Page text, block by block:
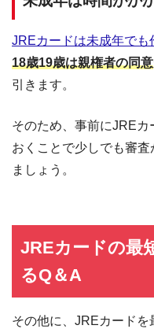
JREカードは未成年でも
18歳19歳は親権者の同意
引きます。
そのため、事前にJRE
おくことで少しでも審
ましょう。
JREカードの最
るQ＆A
その他に、JREカード